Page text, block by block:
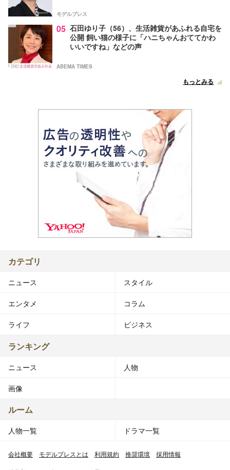
モデルプレス
05 石田ゆり子（56）、生活雑貨があふれる自宅を
公開 飼い猫の様子に「ハニちゃんおててかわ
いいですね」などの声
ABEMA TIMES
もっとみる
カテゴリ
ニュース スタイル
エンタメ コラム
ライフ ビジネス
ランキング
ニュース 人物
画像
ルーム
人物一覧 ドラマ一覧
会社概要 モデルプレスとは 利用規約 推奨環境 採用情報